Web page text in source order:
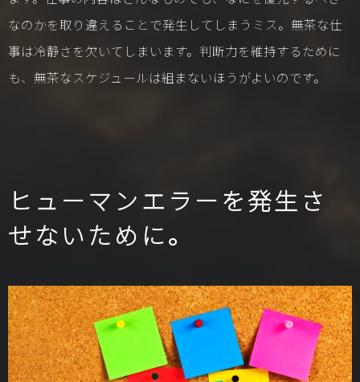
なのかを取り違えることで発生してしまうミス。無茶な仕
事は冷静さを欠いてしまいます。判断力を維持するために
も、無茶なスケジュールは組まないほうがよいのです。
ヒューマンエラーを発生さ
せないために。